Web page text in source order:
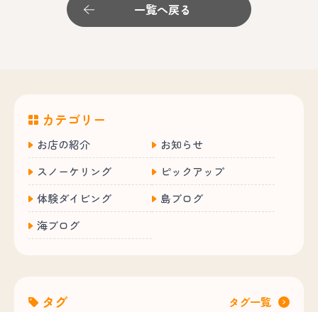
一覧へ戻る
カテゴリー
お店の紹介
お知らせ
スノーケリング
ピックアップ
体験ダイビング
島ブログ
海ブログ
タグ タグ一覧